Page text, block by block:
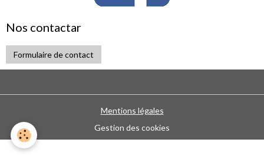
Nos contactar
Formulaire de contact
Mentions légales
Gestion des cookies